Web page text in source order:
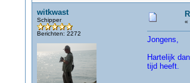
witkwast
Schipper
Berichten: 2272
«
Jongens,
Hartelijk
tijd heeft.